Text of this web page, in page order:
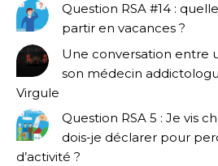
Question RSA #14 :
partir en vacances ?
Une conversation entre
son médecin
Virgule
Question RSA 5 : Je vis
dois-je déclarer pour
d’activité ?